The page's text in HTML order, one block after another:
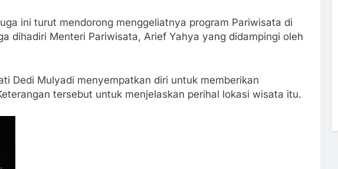
ini turut mendorong menggeliatnya program Pariwisata di
dihadiri Menteri Pariwisata, Arief Yahya yang didampingi oleh
Dedi Mulyadi menyempatkan diri untuk memberikan
tersebut untuk menjelaskan perihal lokasi wisata itu.